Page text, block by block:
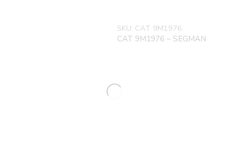
SKU: CAT 9M1976
CAT 9M1976 – SEGMAN